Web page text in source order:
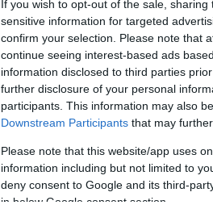
If you wish to opt-out of the sale,
sensitive information for targeted
confirm your selection. Please note that
continue seeing interest-based ads
information disclosed to third parties
further disclosure of your personal
participants. This information may also
Downstream Participants that may
Please note that this website/app uses
information including but not limited to
deny consent to Google and its third-
in below Google consent section.